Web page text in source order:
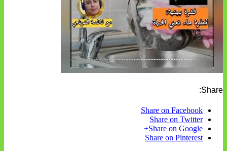
Share:
Share on Facebook
Share on Twitter
Share on Google+
Share on Pinterest